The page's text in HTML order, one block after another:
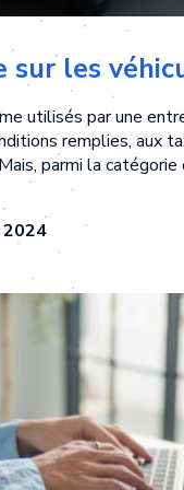
utilisés par une
remplies, aux
parmi la catégorie
de
de
sur les
des véhicules
d’une location
les frais
2024